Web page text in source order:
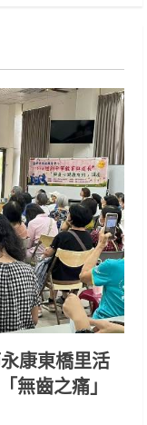
康東橋里活
無齒之痛」